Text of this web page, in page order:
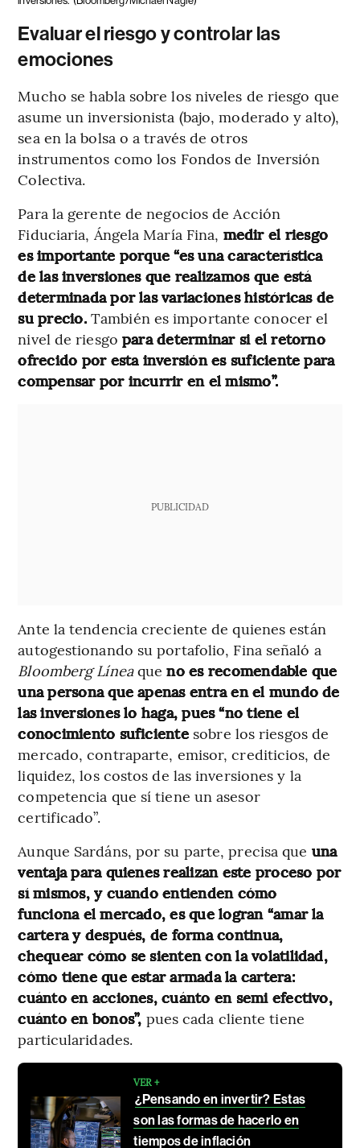
Evaluar el riesgo y controlar las
emociones
Mucho se habla sobre los niveles de riesgo que
asume un inversionista (bajo, moderado y alto),
sea en la bolsa o a través de otros
instrumentos como los Fondos de Inversión
Colectiva.
Para la gerente de negocios de Acción
Fiduciaria, Ángela María Fina, medir el riesgo
es importante porque “es una característica
de las inversiones que realizamos que está
determinada por las variaciones históricas de
su precio.También es importante conocer el
nivel de riesgo para determinar si el retorno
ofrecido por esta inversión es suficiente para
compensar por incurrir en el mismo”.
PUBLICIDAD
Ante la tendencia creciente de quienes están
autogestionando su portafolio, Fina señaló a
Bloomberg Líneaqueno es recomendable que
una persona que apenas entra en el mundo de
las inversiones lo haga, pues “no tiene el
conocimiento suficiente sobre los riesgos de
mercado, contraparte, emisor, crediticios, de
liquidez, los costos de las inversiones y la
competencia que sí tiene un asesor
certificado”.
Aunque Sardáns, por su parte, precisa que una
ventaja para quienes realizan este proceso por
sí mismos, y cuando entienden cómo
funciona el mercado, es que logran “amar la
cartera y después, de forma continua,
chequear cómo se sienten con la volatilidad,
cómo tiene que estar armada la cartera:
cuánto en acciones, cuánto en semi efectivo,
cuánto en bonos”, pues cada cliente tiene
particularidades.
VER +
¿Pensando en invertir? Estas
son las formas de hacerlo en
tiempos de inflación